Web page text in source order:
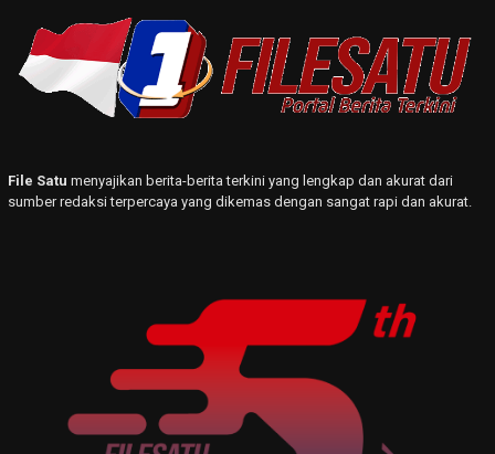
File Satu menyajikan berita-berita terkini yang lengkap dan akurat dari
sumber redaksi terpercaya yang dikemas dengan sangat rapi dan akurat.